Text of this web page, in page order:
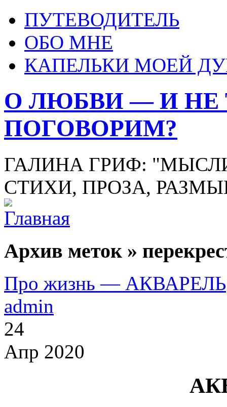
ПУТЕВОДИТЕЛЬ
ОБО МНЕ
КАПЕЛЬКИ МОЕЙ
О ЛЮБВИ — И НЕ
ПОГОВОРИМ?
ГАЛИНА ГРИФ:
СТИХИ, ПРОЗА,
Архив меток »
Про жизнь — АКВАРЕЛЬ
admin
24
Апр 2020